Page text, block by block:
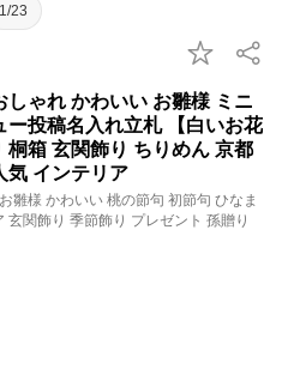
1/23
ゃれ かわいい お雛様 ミニ
投稿名入れ立札 【白いお花
桐箱 玄関飾り ちりめん 京都
気 インテリア
雛様 かわいい 桃の節句 初節句 ひなま
関飾り 季節飾り プレゼント 孫贈り